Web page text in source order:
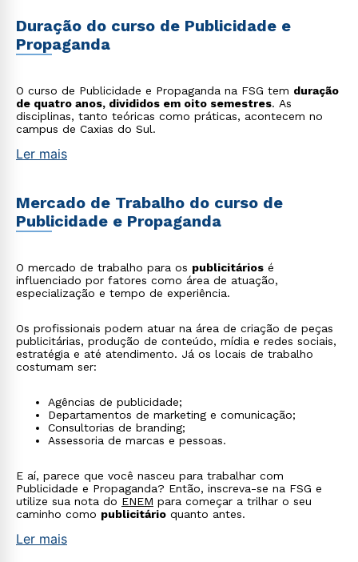
Duração do curso de Publicidade e
Propaganda
O curso de Publicidade e Propaganda na FSG tem duração
de quatro anos, divididos em oito semestres. As
disciplinas, tanto teóricas como práticas, acontecem no
campus de Caxias do Sul.
Ler mais
Mercado de Trabalho do curso de
Publicidade e Propaganda
O mercado de trabalho para os publicitários é
influenciado por fatores como área de atuação,
especialização e tempo de experiência.
Os profissionais podem atuar na área de criação de peças
publicitárias, produção de conteúdo, mídia e redes sociais,
estratégia e até atendimento. Já os locais de trabalho
costumam ser:
Agências de publicidade;
Departamentos de marketing e comunicação;
Consultorias de branding;
Assessoria de marcas e pessoas.
E aí, parece que você nasceu para trabalhar com
Publicidade e Propaganda? Então, inscreva-se na FSG e
utilize sua nota do ENEM para começar a trilhar o seu
caminho como publicitário quanto antes.
Ler mais